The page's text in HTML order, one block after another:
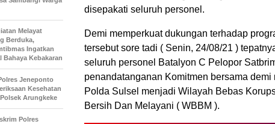
disepakati seluruh personel.
Demi memperkuat dukungan terhadap
tersebut sore tadi ( Senin, 24/08/21 )
seluruh personel Batalyon C Pelopor
penandatanganan Komitmen bersama
Polda Sulsel menjadi Wilayah Bebas
Bersih Dan Melayani ( WBBM ).
Melayat
Berduka,
Ingatkan
Bahaya Kebakaran
Jeneponto
Kesehatan
Arungkeke
Polres